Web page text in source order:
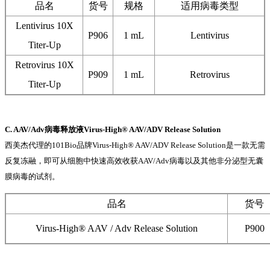
品名 货号 规格
适用病毒类型
Lentivirus 10X
Titer-Up
P906 1 mL Lentivirus
Retrovirus 10X
Titer-Up
P909 1 mL Retrovirus
C. AAV/Adv病毒释放液Virus-High® AAV/ADV Release Solution
西美杰代理的101Bio品牌Virus-High® AAV/ADV Release Solution是一款无需
反复冻融，即可从细胞中快速高效收获AAV/Adv病毒以及其他非分泌型无囊
膜病毒的试剂。
品名 货号
Virus-High® AAV / Adv Release Solution P900